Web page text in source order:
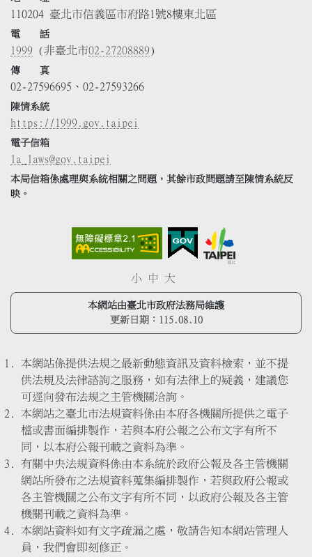
110204 臺北市信義區市府路1號8樓東北區
電 話
1999 (非臺北市02-27208889)
傳 真
02-27596695、02-27593266
陳情系統
https://1999.gov.taipei
電子信箱
la_laws@gov.taipei
本局信箱係處理與系統相關之問題，其餘市政問題請至陳情系統反
映。
小 中 大
本網站由臺北市政府法務局維護
更新日期： 115.08.10
本網站係提供法規之最新動態資訊及資料檢索，並不提
供法規及法律諮詢之服務，如有法律上的疑義，建議您
可逕向發布法規之主管機關洽詢。
本網站之臺北市法規資料係由本府各機關所提供之電子
檔或書面編排製作，若與本府公報之公布文字有所不
同，以本府公報刊載之資料為準。
有關中央法規資料係由本系統於政府公報及各主管機關
網站所發布之法規資料蒐集編排製作，若與政府公報或
各主管機關之公布文字有所不同，以政府公報及各主管
機關刊載之資料為準。
本網站資料如有文字疏漏之處，敬請告知本網站管理人
員，我們會即刻修正。